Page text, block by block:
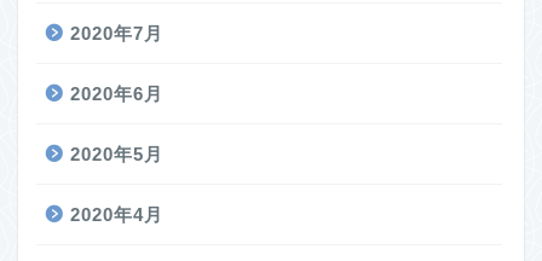
2020年7月
2020年6月
2020年5月
2020年4月